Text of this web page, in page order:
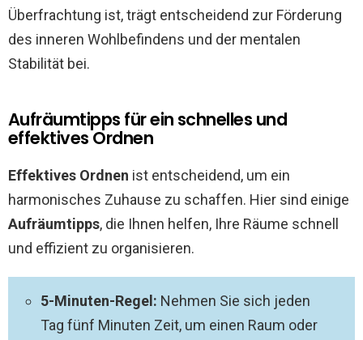
Überfrachtung ist, trägt entscheidend zur Förderung
des inneren Wohlbefindens und der mentalen
Stabilität bei.
Aufräumtipps für ein schnelles und
effektives Ordnen
Effektives Ordnen ist entscheidend, um ein
harmonisches Zuhause zu schaffen. Hier sind einige
Aufräumtipps, die Ihnen helfen, Ihre Räume schnell
und effizient zu organisieren.
5-Minuten-Regel: Nehmen Sie sich jeden
Tag fünf Minuten Zeit, um einen Raum oder